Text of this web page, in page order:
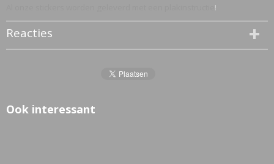
!
Reacties
Ook interessant